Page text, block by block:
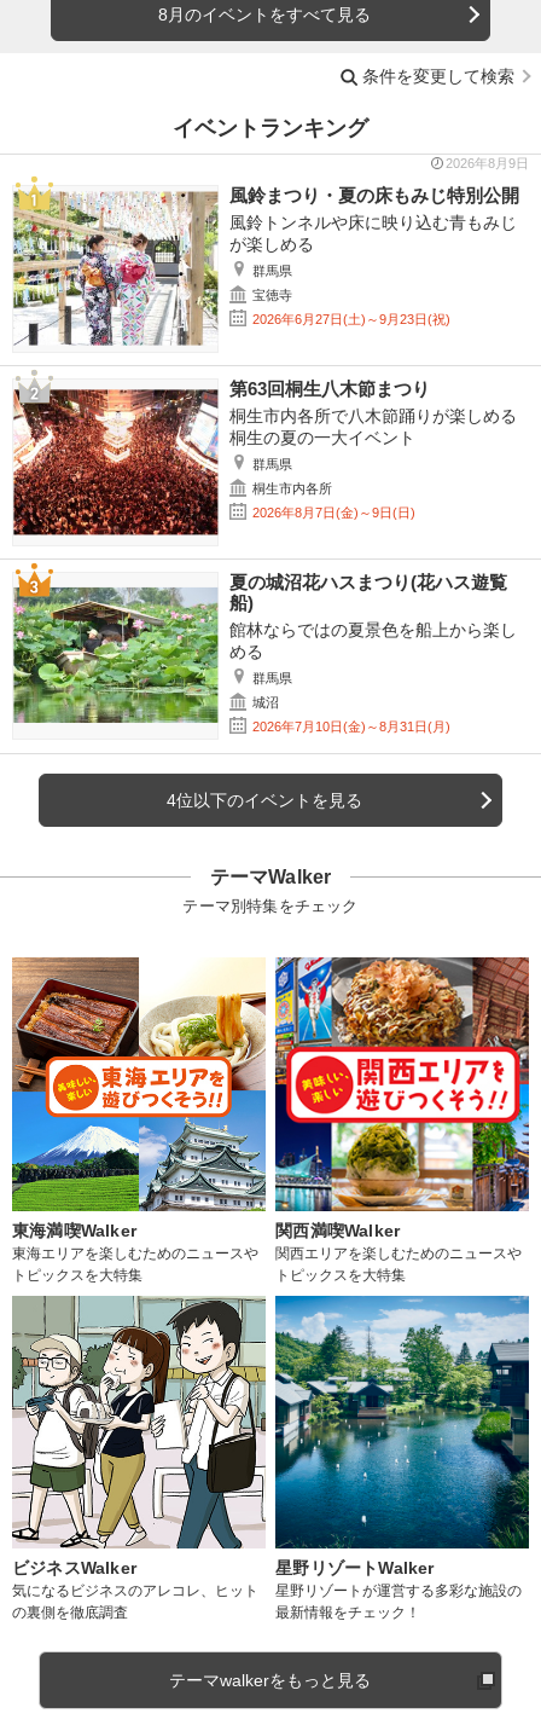
8月のイベントをすべて見る
条件を変更して検索
イベントランキング
2026年8月9日
風鈴まつり・夏の床もみじ特別公開
風鈴トンネルや床に映り込む青もみじ
が楽しめる
群馬県
宝徳寺
2026年6月27日(土)～9月23日(祝)
第63回桐生八木節まつり
桐生市内各所で八木節踊りが楽しめる
桐生の夏の一大イベント
群馬県
桐生市内各所
2026年8月7日(金)～9日(日)
夏の城沼花ハスまつり(花ハス遊覧
船)
館林ならではの夏景色を船上から楽し
める
群馬県
城沼
2026年7月10日(金)～8月31日(月)
4位以下のイベントを見る
テーマWalker
テーマ別特集をチェック
東海満喫Walker
東海エリアを楽しむためのニュースや
トピックスを大特集
関西満喫Walker
関西エリアを楽しむためのニュースや
トピックスを大特集
ビジネスWalker
気になるビジネスのアレコレ、ヒット
の裏側を徹底調査
星野リゾートWalker
星野リゾートが運営する多彩な施設の
最新情報をチェック！
テーマwalkerをもっと見る